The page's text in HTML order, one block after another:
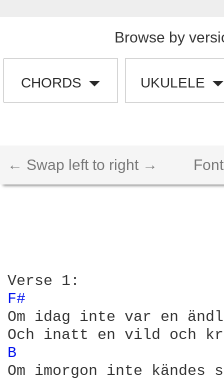
Browse by
CHORDS UKULELE
← Swap left to right →
F#
Om idag inte var en
B